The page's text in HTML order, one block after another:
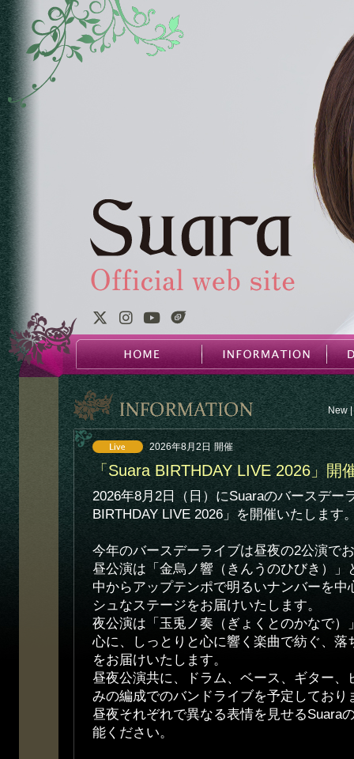
New |
2026年8月2日 開催
「Suara BIRTHDAY LIVE 2026」開
2026年8月2日（日）にSuaraのバースデー
BIRTHDAY LIVE 2026」を開催いたします
今年のバースデーライブは昼夜の2公演で
昼公演は「金烏ノ響（きんうのひびき）」
中からアップテンポで明るいナンバーを中
シュなステージをお届けいたします。
夜公演は「玉兎ノ奏（ぎょくとのかなで）
心に、しっとりと心に響く楽曲で紡ぐ、落
をお届けいたします。
昼夜公演共に、ドラム、ベース、ギター、
みの編成でのバンドライブを予定しており
昼夜それぞれで異なる表情を見せるSuara
能ください。